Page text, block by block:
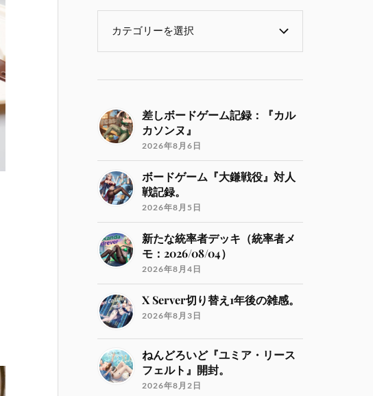
差しボードゲーム記録：『カル
カソンヌ』
2026年8月6日
ボードゲーム『大鎌戦役』対人
戦記録。
2026年8月5日
新たな統率者デッキ（統率者メ
モ：2026/08/04）
2026年8月4日
X Server切り替え1年後の雑感。
2026年8月3日
ねんどろいど『ユミア・リース
フェルト』開封。
2026年8月2日